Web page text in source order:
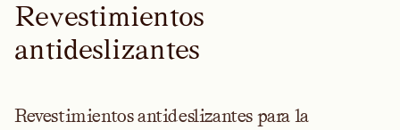
Revestimientos
antideslizantes
Revestimientos antideslizantes para la